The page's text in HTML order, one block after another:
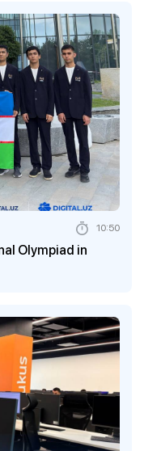
Olympiad in
10:50